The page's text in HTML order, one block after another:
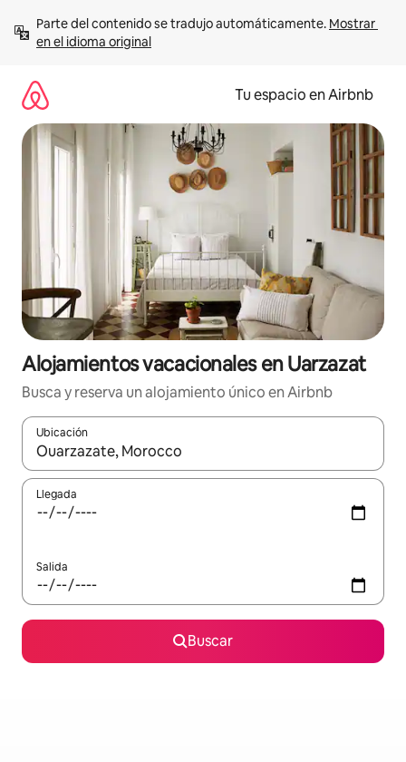
contenido
Parte del contenido se tradujo automáticamente. Mostrar
en el idioma original
Tu espacio en Airbnb
Alojamientos vacacionales en Uarzazat
Busca y reserva un alojamiento único en Airbnb
Ubicación
Cuando los resultados estén disponibles, podrás navegar
Llegada
Salida
Buscar